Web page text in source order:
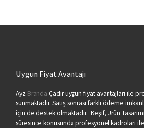
Uygun Fiyat Avantajı
Ayz Branda Çadır uygun fiyat avantajları ile
sunmaktadır. Satış sonrası farklı ödeme
için de destek olmaktadır. Keşif, Ürün
süresince konusunda profesyonel kadroları